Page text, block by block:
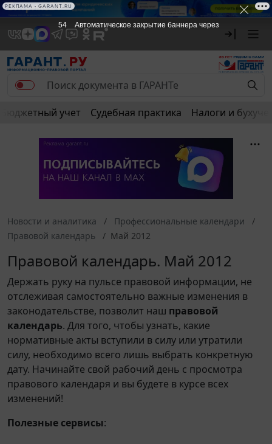
Бюджетный учет Судебная практика Налоги и
Новости и аналитика
Профессиональные календари
Правовой календарь
Май 2012
Правовой календарь. Май 2012
Держать руку на пульсе правовой информации, не
отслеживая самостоятельно важные изменения в
законодательстве, позволит наш правовой
календарь. Для того, чтобы узнать, какие
нормативные акты вступили в силу или утратили
силу, необходимо всего лишь выбрать конкретную
дату. Начинайте свой рабочий день с просмотра
правового календаря и вы будете в курсе всех
изменений!
Полезные сервисы:
54 Автоматическое закрытие баннера через
РЕКЛАМА • GARANT.RU